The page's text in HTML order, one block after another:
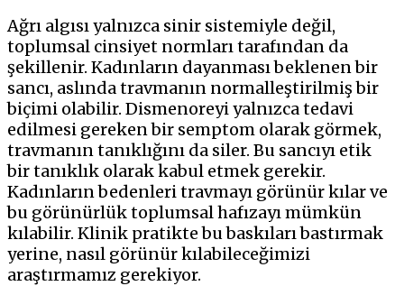
Ağrı algısı yalnızca sinir sistemiyle değil,
toplumsal cinsiyet normları tarafından da
şekillenir. Kadınların dayanması beklenen bir
sancı, aslında travmanın normalleştirilmiş bir
biçimi olabilir. Dismenoreyi yalnızca tedavi
edilmesi gereken bir semptom olarak görmek,
travmanın tanıklığını da siler. Bu sancıyı etik
bir tanıklık olarak kabul etmek gerekir.
Kadınların bedenleri travmayı görünür kılar ve
bu görünürlük toplumsal hafızayı mümkün
kılabilir. Klinik pratikte bu baskıları bastırmak
yerine, nasıl görünür kılabileceğimizi
araştırmamız gerekiyor.